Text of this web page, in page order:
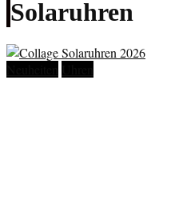
Solaruhren